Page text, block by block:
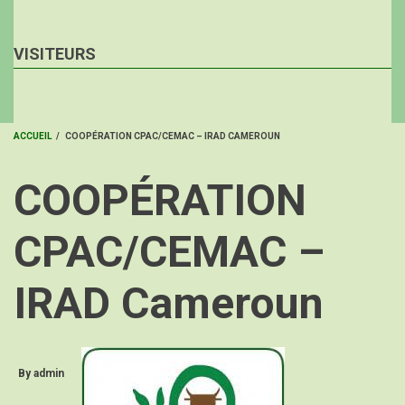
VISITEURS
D'ARIANE
ACCUEIL / COOPÉRATION CPAC/CEMAC – IRAD CAMEROUN
COOPÉRATION
CPAC/CEMAC –
IRAD Cameroun
Byadmin